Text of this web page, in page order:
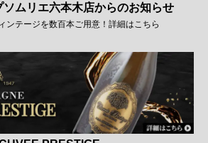
ソムリエ六本木店からのお知らせ
ンテージを数百本ご用意！詳細はこちら